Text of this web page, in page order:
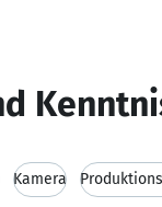
Kamera